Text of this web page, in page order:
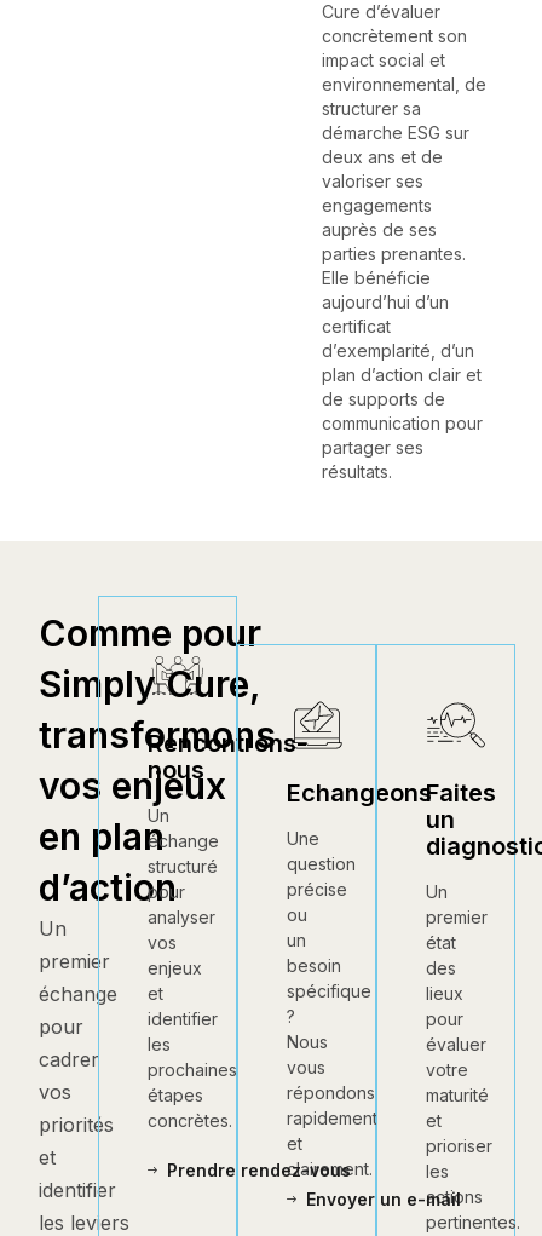
Cure d’évaluer
concrètement son
impact social et
environnemental, de
structurer sa
démarche ESG sur
deux ans et de
valoriser ses
engagements
auprès de ses
parties prenantes.
Elle bénéficie
aujourd’hui d’un
certificat
d’exemplarité, d’un
plan d’action clair et
de supports de
communication pour
partager ses
résultats.
Comme pour
Simply Cure,
transformons
vos enjeux
en plan
d’action
Un
premier
échange
pour
cadrer
vos
priorités
et
identifier
les leviers
Rencontrons-
nous
Un
échange
structuré
pour
analyser
vos
enjeux
et
identifier
les
prochaines
étapes
concrètes.
Prendre rendez-vous
Echangeons
Une
question
précise
ou
un
besoin
spécifique
?
Nous
vous
répondons
rapidement
et
clairement.
Envoyer un e-mail
Faites
un
Un
premier
état
des
lieux
pour
évaluer
votre
maturité
et
prioriser
les
actions
pertinentes.